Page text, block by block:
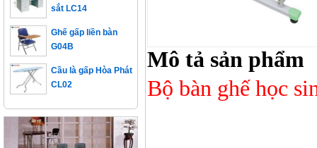
Mô tả sản phẩm
Bộ bàn ghế học
G04B
CL02